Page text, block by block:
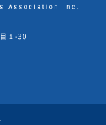
１-30